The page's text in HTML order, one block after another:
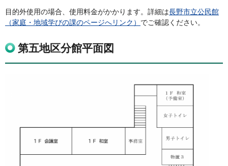
目的外使用の場合、使用料金がかかります。詳細は長野市立公民館
（家庭・地域学びの課のページへリンク） でご確認ください。
第五地区分館平面図